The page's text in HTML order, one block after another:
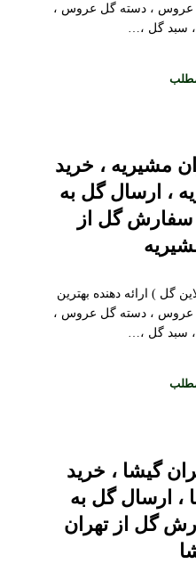
عروس ، دسته گل عروس ،
، سبد گل ،…
مشیریه ، خرید
، ارسال گل به
سفارش گل از
گل ) ارائه دهنده بهترین
عروس ، دسته گل عروس ،
، سبد گل ،…
مطلب
گیشا ، خرید
، ارسال گل به
گل از تهران